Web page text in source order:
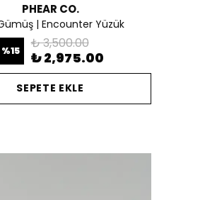
PHEAR CO.
| Encounter Yüzük
%15 ₺ 3,500.00
₺ 2,975.00
SEPETE EKLE